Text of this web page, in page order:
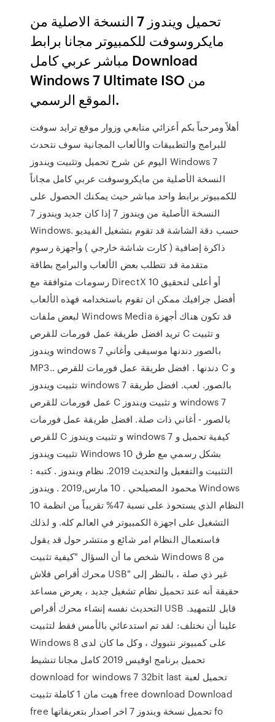
تحميل ويندوز 7 النسخة الاصلية من
مايكروسوفت للكمبيوتر مجانا برابط
مباشر عربي كامل Download
Windows 7 Ultimate ISO من
الموقع الرسمي.
أهلاً ومرحباً بكم أعزائي متابعي وزوار موقع ترايد سوفت
للبرامج والتطبيقات والألعاب المجانية سوف نتحدث
اليوم عن شرح تحميل وتثبيت ويندوز Windows 7
النسخة الأصلية من مايكروسوفت عربي كامل مجاناً
للكمبيوتر برابط واحد مباشر حيث يمكنك الحصول على
النسخة الأصلية من ويندوز 7 إذا كان جديد ويندوز 7
Windows. حسب دقة الشاشة قد تقوم بتشغيل الفيديو
ذاكرة إضافية ( كارت شاشة خارجي ) وأجهزة رسوم
متقدمة قد تتطلب بعض الألعاب والبرامج بطاقة
رسومات متوافقة مع DirectX 10 أو أعلى لتحقيق
أفضل جرافيك ممكن ان تقوم باستخدامه فهذه الألعاب
لبعض ملفات Windows Media قد تكون هناك أجهزة
تريد افضل طريقة عمل فورمات للقرص C و تثبيت
ويندوز windows 7 بالصور دندنها موسيقى وأغاني
MP3.. دندنها . افضل طريقة عمل فورمات للقرص C و
تثبيت ويندوز windows 7 بالصور. لعب. افضل طريقة
عمل فورمات للقرص C و تثبيت ويندوز windows 7
بالصور - أغاني ذات صلة. افضل طريقة عمل فورمات
للقرص C و تثبيت ويندوز windows 7 كيفية تحميل و
تثبيت ويندوز Windows 10 بشكل رسمي مع طرق
التثبيت والتفعيل والتحديث 2019. نظام ويندوز . كتبه :
محمود المصيلحي . 10 مارس,2019 . ويندوز Windows
10 النظام الذي يستحوذ على نسبة 47% تقريباً من انظمة
التشغيل على اجهزة الكمبيوتر في العالم كله. و لذلك
فاستعمال النظام امر شائع و منتشر حول قد يقول
شخص ما أن السؤال "كيفية تثبيت Windows 8 من
محرك أقراص فلاش USB" غير ذي صلة ، بالنظر إلى
حقيقة أنه عند تحميل نظام تشغيل جديد ، يعرض مساعد
التحديث نفسه إنشاء محرك أقراص USB قابل للتمهيد.
علينا أن نختلف: لقد تم استدعائي بالأمس فقط لتثبيت
Windows 8 على كمبيوتر نتبووك ، وكل ما كان لدى
تحميل برنامج اوفيس 2019 كامل مجانا تنشيط
download for windows 7 32bit last تحميل لعبة
هيت مان 1 كاملة تثبيت free download Download
free تحميل نسخة ويندوز 7 اخر اصدار بتعريفاتها fo